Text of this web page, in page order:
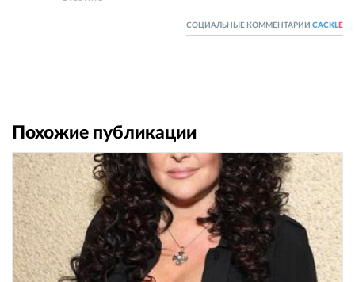
СОЦИАЛЬНЫЕ КОММЕНТАРИИ CACKL E
Похожие публикации